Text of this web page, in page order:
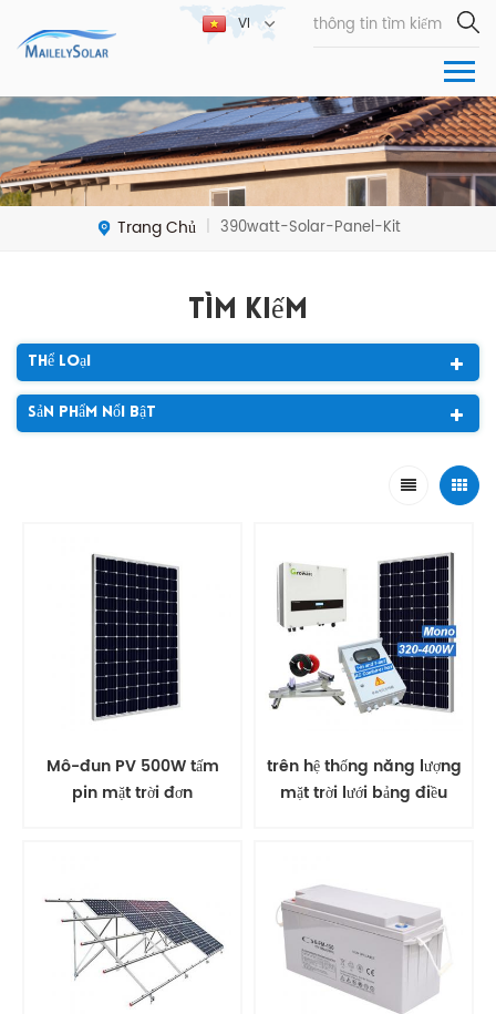
VI
Trang Chủ | 390watt-Solar-Panel-Kit
Tìm Kiếm
Thể Loại
Sản Phẩm Nổi Bật
Mô-đun PV 500W tấm
pin mặt trời đơn
trên hệ thống năng lượng
mặt trời lưới bảng điều